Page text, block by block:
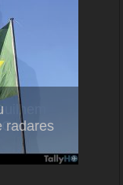
radares